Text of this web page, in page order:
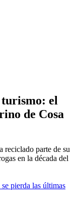
turismo: el
de Cosa
reciclado parte de su
en la década del
pierda las últimas